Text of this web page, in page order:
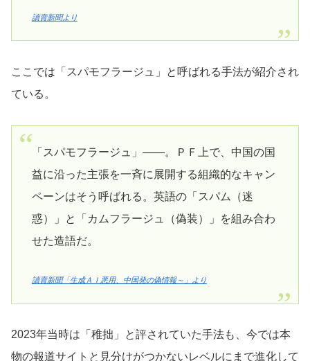
讀賣新聞より
ここでは「スパモフラージュ」と呼ばれる手法が紹介され
ている。
「スパモフラージュ」――。ＰＦ上で、中国の国
益に沿った主張を一斉に展開する組織的なキャン
ペーンはそう呼ばれる。英語の「スパム（迷
惑）」と「カムフラージュ（偽装）」を組み合わ
せた造語だ。
讀賣新聞「生成ＡＩ悪用、中国発の偽情報～」より
2023年当時は「稚拙」と評されていた手法も、今では本
物の報道サイトと見分けがつかないレベルにまで進化して